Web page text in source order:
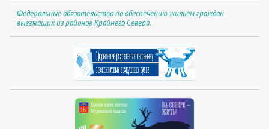
Федеральные обязательства по обеспечению жильем граждан
выезжащих из районов Крайнего Севера.